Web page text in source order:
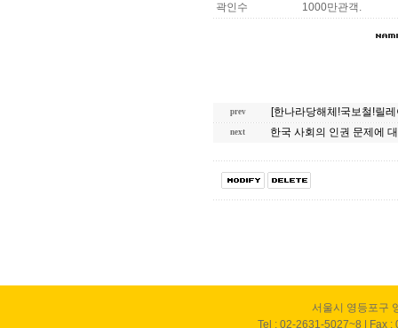
곽인수 1000만관객.
prev [한나라당해체!국보철!릴
next 한국 사회의 인권 문제에
서울시 영등포구
Tel : 02-2631-5027~8 | Fax